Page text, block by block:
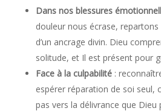
Dans nos blessures
douleur nous écrase,
d’un ancrage divin. Dieu
solitude, et Il est présent pour
Face à la culpabilité:
espérer réparation de soi seul,
pas vers la délivrance que Dieu